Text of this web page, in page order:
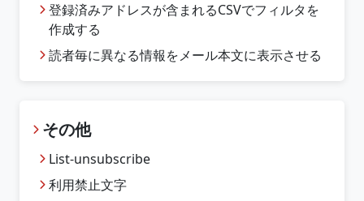
登録済みアドレスが含まれるCSVでフィルタを
作成する
読者毎に異なる情報をメール本文に表示させる
その他
List-unsubscribe
利用禁止文字